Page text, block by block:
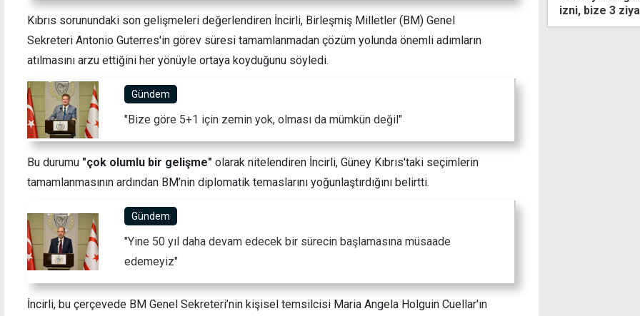
Kıbrıs sorunundaki son gelişmeleri değerlendiren İncirli, Birleşmiş Milletler (BM) Genel
Sekreteri Antonio Guterres'in görev süresi tamamlanmadan çözüm yolunda önemli adımların
atılmasını arzu ettiğini her yönüyle ortaya koyduğunu söyledi.
Gündem
"Bize göre 5+1 için zemin yok, olması da mümkün değil"
Bu durumu "çok olumlu bir gelişme" olarak nitelendiren İncirli, Güney Kıbrıs'taki seçimlerin
tamamlanmasının ardından BM’nin diplomatik temaslarını yoğunlaştırdığını belirtti.
Gündem
"Yine 50 yıl daha devam edecek bir sürecin başlamasına müsaade
edemeyiz"
İncirli, bu çerçevede BM Genel Sekreteri’nin kişisel temsilcisi Maria Angela Holguin Cuellar'ın
izni, bize 3 ziyaret hakkı"
scooter
kaybetti